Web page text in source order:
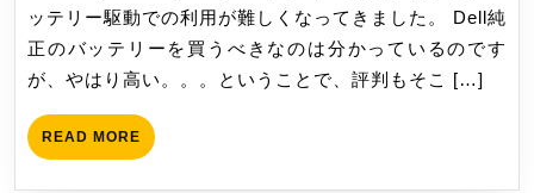
ま
し
た
製
汎
用
22
ッテリー駆動での利用が難しくなってきました。 Dell純
正のバッテリーを買うべきなのは分かっているのです
が、やはり高い。。。ということで、評判もそこ […]
READ MORE READ
MORE